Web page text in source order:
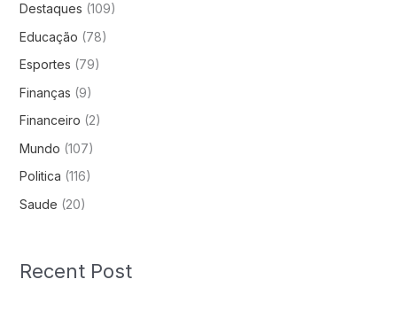
Destaques (109)
Educação (78)
Esportes (79)
Finanças (9)
Financeiro (2)
Mundo (107)
Politica (116)
Saude (20)
Recent Post